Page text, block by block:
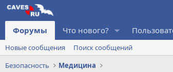
Форумы Что нового?
Новые сообщения
Поиск сообщений
Безопасность
Медицина